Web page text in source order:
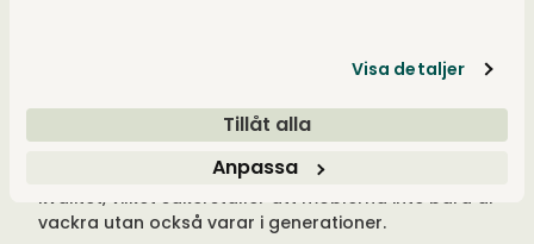
Visa detaljer
Tillåt alla
Anpassa
gäller hållbarhet. Företaget använder sig av
efter att minimera miljöpåverkan i alla led av
produktionen. Deras engagemang för hållbarhet
går hand i hand med dess strävan efter högsta
kvalitet, vilket säkerställer att möblerna inte bara är
vackra utan också varar i generationer.